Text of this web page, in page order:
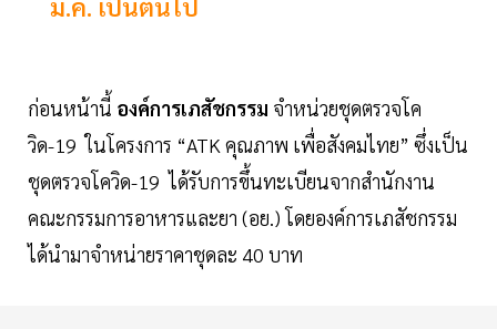
ม.ค. เป็นต้นไป
ก่อนหน้านี้ องค์การเภสัชกรรม จำหน่วยชุดตรวจโค
วิด-19 ในโครงการ “ATK คุณภาพ เพื่อสังคมไทย” ซึ่งเป็น
ชุดตรวจโควิด-19 ได้รับการขึ้นทะเบียนจากสำนักงาน
คณะกรรมการอาหารและยา (อย.) โดยองค์การเภสัชกรรม
ได้นำมาจำหน่ายราคาชุดละ 40 บาท